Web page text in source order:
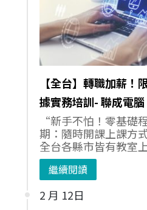
【全台】轉職加薪
據實務培訓- 聯成電腦
“新手不怕！零基礎
期：隨時開課上課方
全台各縣市皆有教室上
繼續閱讀
2 月 12日